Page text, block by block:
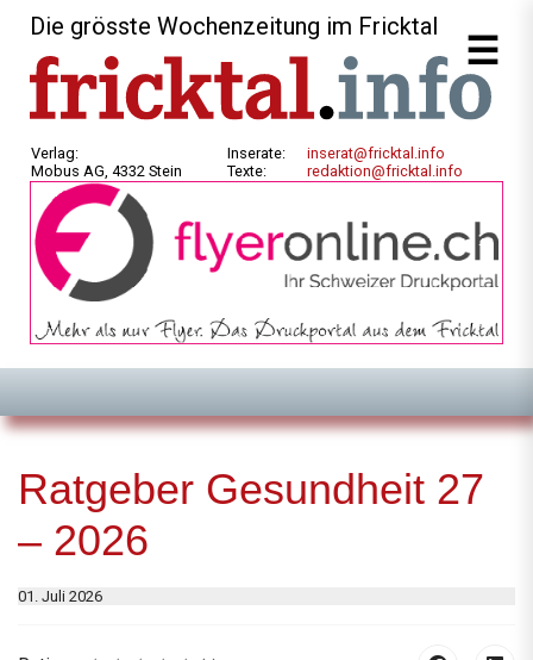
Die grösste Wochenzeitung im Fricktal
Verlag:
Mobus AG, 4332 Stein
Inserate:
Texte:
inserat@fricktal.info
redaktion@fricktal.info
Ratgeber Gesundheit 27
– 2026
01. Juli 2026